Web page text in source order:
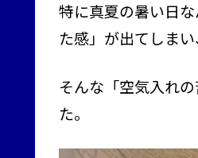
特に真夏の暑い日
た感」が出てしま
そんな「空気入れ
た。